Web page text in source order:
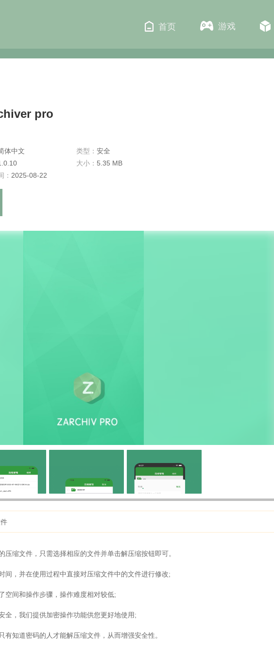
首页 游戏
pro
体中文 类型： 安全
大小： 5.35 MB
： 2025-08-22
压缩文件，只需选择相应的文件并单击解压缩按钮即可。
间，并在使用过程中直接对压缩文件中的文件进行修改;
空间和操作步骤，操作难度相对较低;
全，我们提供加密操作功能供您更好地使用;
有知道密码的人才能解压缩文件，从而增强安全性。